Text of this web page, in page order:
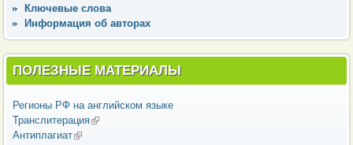
Ключевые слова
Информация об авторах
ПОЛЕЗНЫЕ МАТЕРИАЛЫ
Регионы РФ на английском языке
Транслитерация(внешняя ссылка)
Антиплагиат(внешняя ссылка)